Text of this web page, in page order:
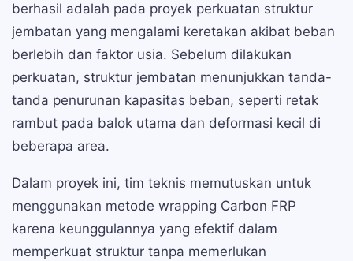
berhasil adalah pada proyek perkuatan struktur
jembatan yang mengalami keretakan akibat beban
berlebih dan faktor usia. Sebelum dilakukan
perkuatan, struktur jembatan menunjukkan tanda-
tanda penurunan kapasitas beban, seperti retak
rambut pada balok utama dan deformasi kecil di
beberapa area.
Dalam proyek ini, tim teknis memutuskan untuk
menggunakan metode wrapping Carbon FRP
karena keunggulannya yang efektif dalam
memperkuat struktur tanpa memerlukan